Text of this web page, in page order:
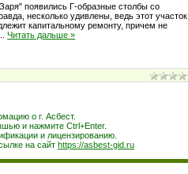
появились Г-образные столбы со
несколько удивлены, ведь этот участок
капитальному ремонту, причем не
...Читать дальше »
о г. Асбест.
и нажмите Ctrl+Enter.
и лицензированию.
на сайт https://asbest-gid.ru